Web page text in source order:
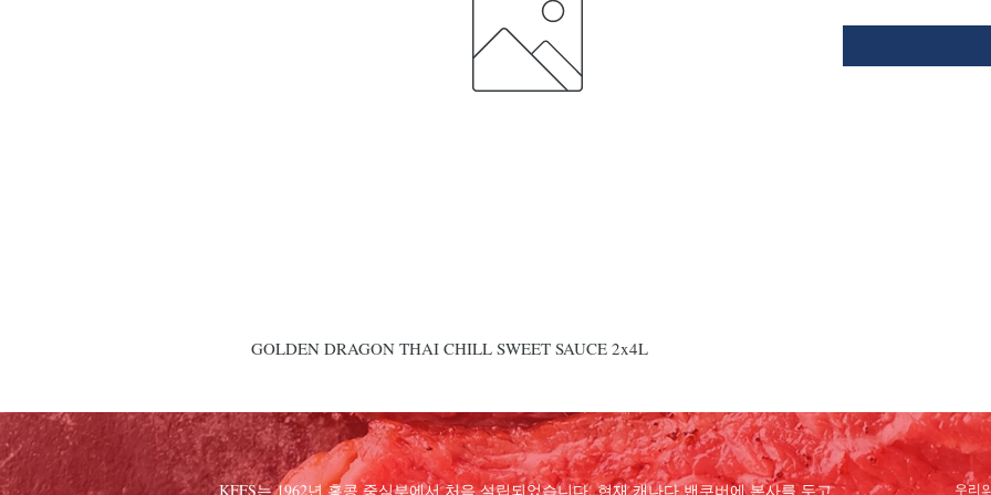
GOLDEN DRAGON THAI CHILL SWEET SAUCE 2x4L
KFFS는 1962년 홍콩 중심부에서 처음 설립되었습니다. 현재 캐나다 밴쿠버에 본사를 두고 우리